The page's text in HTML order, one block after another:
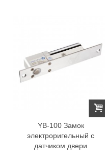
YB-100 Замок
электроригельный с
датчиком двери